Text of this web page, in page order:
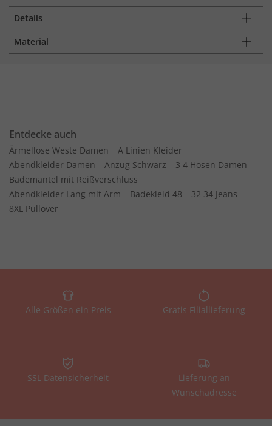
Details
Material
Entdecke auch
Ärmellose Weste Damen
A Linien Kleider
Abendkleider Damen
Anzug Schwarz
3 4 Hosen Damen
Bademantel mit Reißverschluss
Abendkleider Lang mit Arm
Badekleid 48
32 34 Jeans
8XL Pullover
Alle Größen ein Preis Gratis Filiallieferung
SSL Datensicherheit
Lieferung an
Wunschadresse